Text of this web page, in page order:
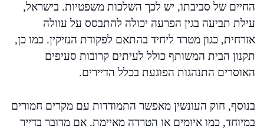
החיים של סביבתו, יש לכך השלכות משפטיות. בישראל,
עילת תביעה בגין הפרעה יכולה להתבסס על עוולה
אזרחית, כגון מטרד ליחיד בהתאם לפקודת הנזיקין. כמו כן,
תקנון הבית המשותף כולל לעיתים קרובות סעיפים
האוסרים התנהגות הפוגעת בכלל הדיירים.
בנוסף, חוק העונשין מאפשר התמודדות עם מקרים חמורים
במיוחד, כמו איומים או הטרדה מאיימת. אם מדובר בדייר